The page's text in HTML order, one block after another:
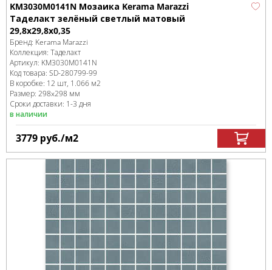
KM3030M0141N Мозаика Kerama Marazzi
Таделакт зелёный светлый матовый
29,8x29,8x0,35
Бренд: Kerama Marazzi
Коллекция: Таделакт
Артикул: KM3030M0141N
Код товара: SD-280799-99
В коробке: 12 шт, 1.066 м2
Размер: 298x298 мм
Сроки доставки: 1-3 дня
в наличии
3779 руб./м2